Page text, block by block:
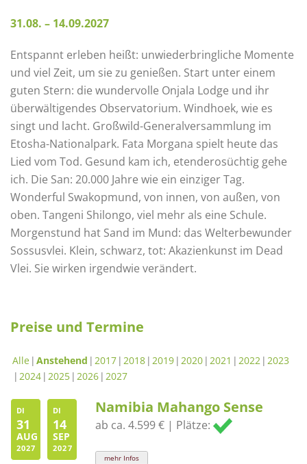
31.08. – 14.09.2027
Entspannt erleben heißt: unwiederbringliche Momente
und viel Zeit, um sie zu genießen. Start unter einem
guten Stern: die wundervolle Onjala Lodge und ihr
überwältigendes Observatorium. Windhoek, wie es
singt und lacht. Großwild-Generalversammlung im
Etosha-Nationalpark. Fata Morgana spielt heute das
Lied vom Tod. Gesund kam ich, etenderosüchtig gehe
ich. Die San: 20.000 Jahre wie ein einziger Tag.
Wonderful Swakopmund, von innen, von außen, von
oben. Tangeni Shilongo, viel mehr als eine Schule.
Morgenstund hat Sand im Mund: das Welterbewunder
Sossusvlei. Klein, schwarz, tot: Akazienkunst im Dead
Vlei. Sie wirken irgendwie verändert.
Preise und Termine
Alle Anstehend 2017 2018 2019 2020 2021 2022 2023
2024 2025 2026 2027
DI
31
AUG
2027
DI
14
SEP
2027
Namibia Mahango Sense
ab ca. 4.599 € | Plätze:
mehr Infos